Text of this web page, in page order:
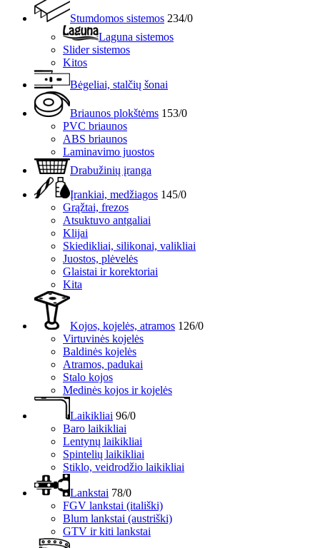
Stumdomos sistemos 234/0
Laguna sistemos
Slider sistemos
Kitos
Bėgeliai, stalčių šonai
Briaunos plokštėms 153/0
PVC briaunos
ABS briaunos
Laminavimo juostos
Drabužinių įranga
Įrankiai, medžiagos 145/0
Grąžtai, frezos
Atsuktuvo antgaliai
Klijai
Skiedikliai, silikonai, valikliai
Juostos, plėvelės
Glaistai ir korektoriai
Kita
Kojos, kojelės, atramos 126/0
Virtuvinės kojelės
Baldinės kojelės
Atramos, padukai
Stalo kojos
Medinės kojos ir kojelės
Laikikliai 96/0
Baro laikikliai
Lentynų laikikliai
Spintelių laikikliai
Stiklo, veidrodžio laikikliai
Lankstai 78/0
FGV lankstai (itališki)
Blum lankstai (austriški)
GTV ir kiti lankstai